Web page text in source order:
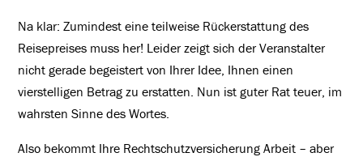
Na klar: Zumindest eine teilweise Rückerstattung des
Reisepreises muss her! Leider zeigt sich der Veranstalter
nicht gerade begeistert von Ihrer Idee, Ihnen einen
vierstelligen Betrag zu erstatten. Nun ist guter Rat teuer, im
wahrsten Sinne des Wortes.
Also bekommt Ihre Rechtschutzversicherung Arbeit – aber